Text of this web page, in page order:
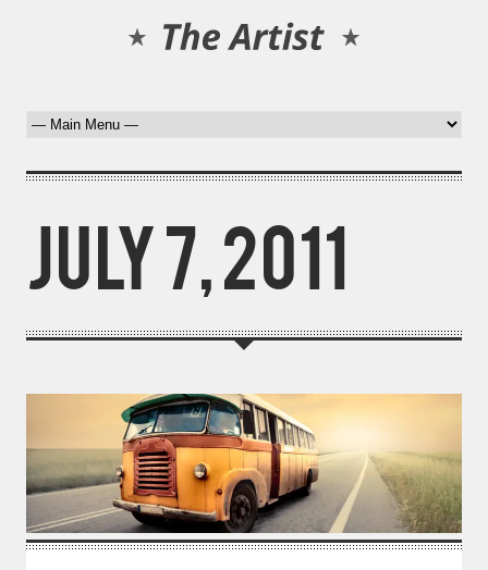
July 7, 2011